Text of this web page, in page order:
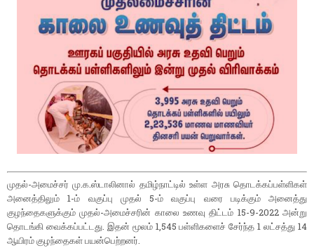
முதல்-அமைச்சர் மு.க.ஸ்டாலினால் தமிழ்நாட்டில் உள்ள அரசு தொடக்கப்பள்ளிகள்
அனைத்திலும் 1-ம் வகுப்பு முதல் 5-ம் வகுப்பு வரை படிக்கும் அனைத்து
குழந்தைகளுக்கும் முதல்-அமைச்சரின் காலை உணவு திட்டம் 15-9-2022 அன்று
தொடங்கி வைக்கப்பட்டது. இதன் மூலம் 1,545 பள்ளிகளைச் சேர்ந்த 1 லட்சத்து 14
ஆயிரம் குழந்தைகள் பயன்பெற்றனர்.